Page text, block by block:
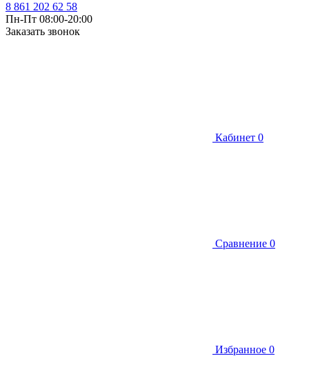
8 861 202 62 58
Пн-Пт 08:00-20:00
Заказать звонок
Кабинет 0
Сравнение 0
Избранное 0